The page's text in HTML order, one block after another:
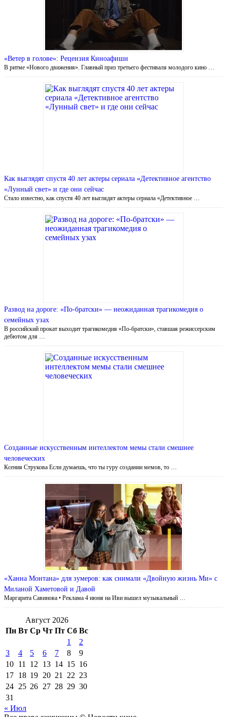
«Ветер в голове»: Рецензия Киноафиши
В ритме «Нового движения». Главный приз третьего фестиваля молодого кино …
Как выглядят спустя 40 лет актеры сериала «Детективное агентство
«Лунный свет» и где они сейчас
Стало известно, как спустя 40 лет выглядят актеры сериала «Детективное …
Развод на дороге: «По-братски» — неожиданная трагикомедия о
семейных узах
В российский прокат выходит трагикомедия «По-братски», ставшая режиссерским
дебютом для …
Созданные искусственным интеллектом мемы стали смешнее
человеческих
Ксения Струкова Если думаешь, что ты гуру создании мемов, то …
«Ханна Монтана» для зумеров: как снимали «Двойную жизнь Ми» с
Миланой Хаметовой и Давой
Маргарита Савинова • Реклама 4 июня на Иви вышел музыкальный …
Август 2026
Пн Вт Ср Чт Пт Сб Вс
1
2
3
4 5 6 7 8
9
10 11 12 13 14 15 16
17 18 19 20 21 22 23
24 25 26 27 28 29 30
31
« Июл